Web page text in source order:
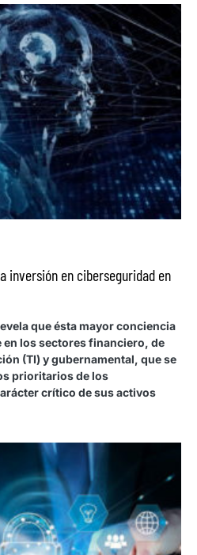
inversión en ciberseguridad en
que ésta mayor conciencia
en los sectores financiero, de
(TI) y gubernamental, que se
prioritarios de los
crítico de sus activos